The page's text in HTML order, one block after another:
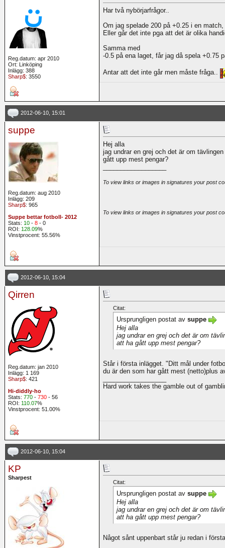
Reg.datum: apr 2010
Ort: Linköping
Inlägg: 388
Sharp$: 3550
Har två nybörjarfrågor..
Om jag spelade 200 på +0.25 i en
Eller går det inte pga att det är olika
Samma med
-0.5 på ena laget, får jag då spela +0.75
Antar att det inte går men måste fråga..
2012-06-10, 15:01
suppe
Reg.datum: aug 2010
Inlägg: 209
Sharp$: 965
Suppe bettar fotboll- 2012
Stats: 10 - 8 - 0
ROI: 128.09%
Vinstprocent: 55.56%
Hej alla
jag undrar en grej och det är om
gått upp mest pengar?
To view links or images in signatures your post
To view links or images in signatures your post
2012-06-10, 15:04
Qirren
Reg.datum: jan 2010
Inlägg: 1 169
Sharp$: 421
Hi-diddly-ho
Stats: 770 - 730 - 56
ROI: 110.07%
Vinstprocent: 51.00%
Citat:
Ursprungligen postat av suppe
Hej alla
jag undrar en grej och det är om
att ha gått upp mest pengar?
Står i första inlägget. "Ditt mål under
du är den som har gått mest (netto)plus
Hard work takes the gamble out of
2012-06-10, 15:04
KP
Sharpest
Citat:
Ursprungligen postat av suppe
Hej alla
jag undrar en grej och det är om
att ha gått upp mest pengar?
Något sånt uppenbart står ju redan i